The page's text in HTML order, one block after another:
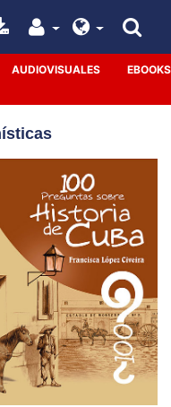
AUDIOVISUALES EBOOKS